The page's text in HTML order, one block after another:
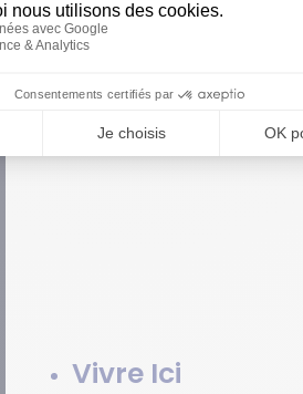
L'agglomération
Vivre Ici